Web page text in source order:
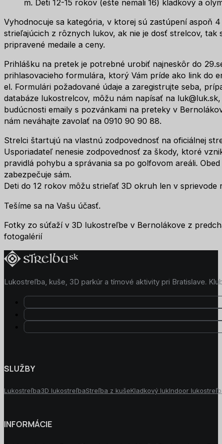
m. Deti 12-15 rokov (ešte nemali 16) kladkový a
Vyhodnocuje sa kategória, v ktorej sú zastúpení aspoň
strieľajúcich z rôznych lukov, ak nie je dosť strelcov, tak
pripravené medaile a ceny.
Prihlášku na pretek je potrebné urobiť najneskôr do
prihlasovacieho formulára, ktorý Vám príde ako link do
el. Formulári požadované údaje a zaregistrujte seba,
databáze lukostrelcov, môžu nám napísať na
budúcnosti emaily s pozvánkami na preteky v
nám neváhajte zavolať na 0910 90 90 88.
Strelci štartujú na vlastnú zodpovednosť na oficiálnej
Usporiadateľ nenesie zodpovednosť za škody, ktoré
pravidlá pohybu a správania sa po golfovom areáli.
zabezpečuje sám.
Deti do 12 rokov môžu strieľať 3D okruh len v sprievode
Tešíme sa na Vašu účasť.
Fotky zo súťaží v 3D lukostreľbe v Bernolákove z
fotogalérií
Lukostreľba, kuše, 3D parkúr a tímové aktivity pri Bratislave.
SLUŽBY
Lukostreľba3D lukostreľbaStreľba z kušeKladkový lukIndoor
INFORMÁCIE